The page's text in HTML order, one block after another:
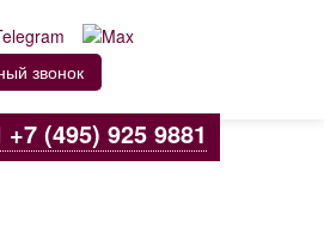
звонок
+7 (495) 925 9881